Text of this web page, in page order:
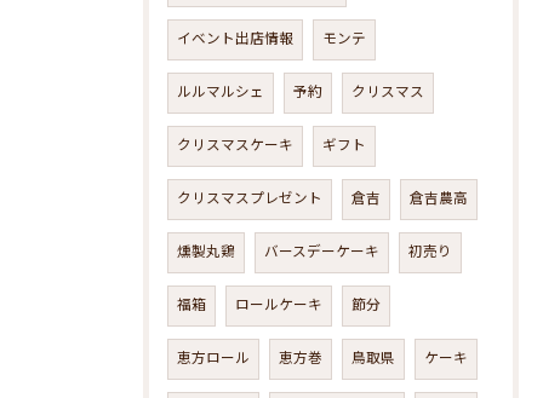
イベント出店情報 モンテ
ルルマルシェ 予約 クリスマス
クリスマスケーキ ギフト
クリスマスプレゼント 倉吉 倉吉農高
燻製丸鶏 バースデーケーキ 初売り
福箱 ロールケーキ 節分
恵方ロール 恵方巻 鳥取県 ケーキ